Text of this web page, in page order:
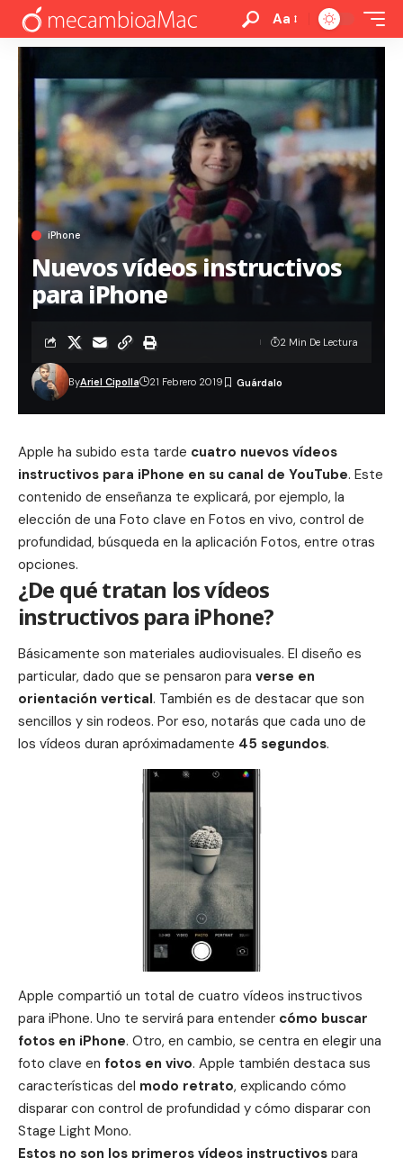
Aa
iPhone
Nuevos vídeos instructivos
para iPhone
ByAriel Cipolla 21 Febrero 2019
2 Min De Lectura
Apple ha subido esta tarde cuatro nuevos vídeos
instructivos para iPhone en su canal de YouTube. Este
contenido de enseñanza te explicará, por ejemplo, la
elección de una Foto clave en Fotos en vivo, control de
profundidad, búsqueda en la aplicación Fotos, entre otras
opciones.
¿De qué tratan los vídeos
instructivos para iPhone?
Básicamente son materiales audiovisuales. El diseño es
particular, dado que se pensaron para verse en
orientación vertical. También es de destacar que son
sencillos y sin rodeos. Por eso, notarás que cada uno de
los vídeos duran apróximadamente 45 segundos.
Apple compartió un total de cuatro vídeos instructivos
para iPhone. Uno te servirá para entender cómo buscar
fotos en iPhone. Otro, en cambio, se centra en elegir una
foto clave en fotos en vivo. Apple también destaca sus
características del modo retrato, explicando cómo
disparar con control de profundidad y cómo disparar con
Stage Light Mono.
Estos no son los primeros vídeos instructivos para